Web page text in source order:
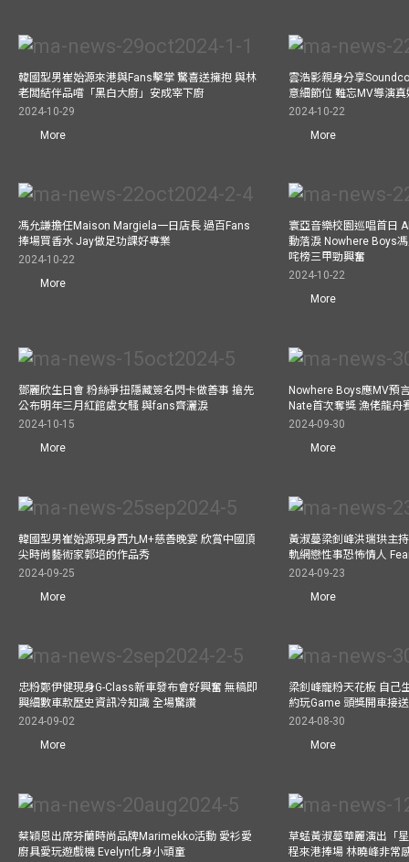
韓國型男崔始源來港與Fans擊掌 驚喜送擁抱 與林
老闆結伴品嚐「黑白大廚」安成宰下廚
2024-10-29
More
雲浩影親身分享
意細節位 難忘MV導演
2024-10-22
More
馮允謙擔任Maison Margiela一日店長 過百Fans
捧場買香水 Jay做足功課好專業
2024-10-22
More
寰亞音樂校園巡唱首日
動落淚 Nowhere Boys
咤榜三甲勁興奮
2024-10-22
More
鄧麗欣生日會 粉絲爭扭隱藏簽名閃卡做善事 搶先
公布明年三月紅館處女騷 與fans齊灑淚
2024-10-15
More
Nowhere Boys應MV預
Nate首次奪獎 漁佬龍舟
2024-09-30
More
韓國型男崔始源現身西九M+慈善晚宴 欣賞中國頂
尖時尚藝術家郭培的作品秀
2024-09-25
More
黃淑蔓梁釗峰洪瑞珙主
軌網戀性事恐怖情人
2024-09-23
More
忠粉鄭伊健現身G-Class新車發布會好興奮 無稿即
興細數車款歷史資訊冷知識 全場驚讚
2024-09-02
More
梁釗峰寵粉天花板 自己
約玩Game 頭獎開車接送
2024-08-30
More
蔡穎恩出席芬蘭時尚品牌Marimekko活動 愛衫愛
廚具愛玩遊戲機 Evelyn化身小頑童
草蜢黃淑蔓華麗演出「
程來港捧場 林曉峰非常